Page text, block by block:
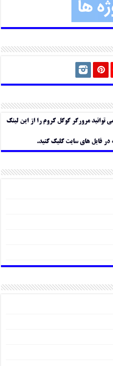
توانید مرورگر گوگل کروم را از این لینک
در فایل های سایت کلیک کنید.